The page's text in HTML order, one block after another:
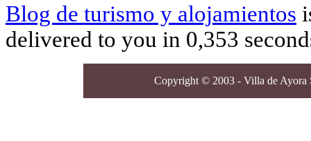
Blog de turismo y alojamientos
delivered to you in 0,353
Copyright © 2003 - Villa de Ayora